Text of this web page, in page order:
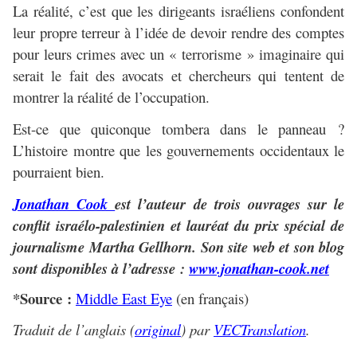
La réalité, c’est que les dirigeants israéliens confondent
leur propre terreur à l’idée de devoir rendre des comptes
pour leurs crimes avec un « terrorisme » imaginaire qui
serait le fait des avocats et chercheurs qui tentent de
montrer la réalité de l’occupation.
Est-ce que quiconque tombera dans le panneau ?
L’histoire montre que les gouvernements occidentaux le
pourraient bien.
Jonathan Cookest l’auteur de trois ouvrages sur le
conflit israélo-palestinien et lauréat du prix spécial de
journalisme Martha Gellhorn. Son site web et son blog
sont disponibles à l’adresse : www.jonathan-cook.net
*Source : Middle East Eye (en français)
Traduit de l’anglais (original) par VECTranslation.